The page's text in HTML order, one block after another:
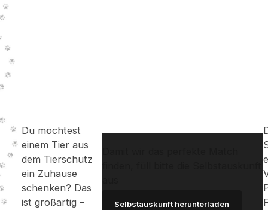
Du möchtest
einem Tier aus
dem Tierschutz
ein Zuhause
schenken? Das
ist großartig –
Selbstauskunft herunterladen